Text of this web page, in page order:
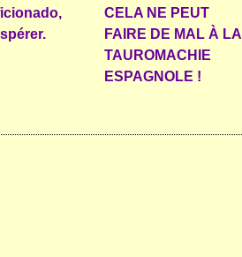
CELA NE PEUT
FAIRE DE MAL À LA
TAUROMACHIE
ESPAGNOLE !